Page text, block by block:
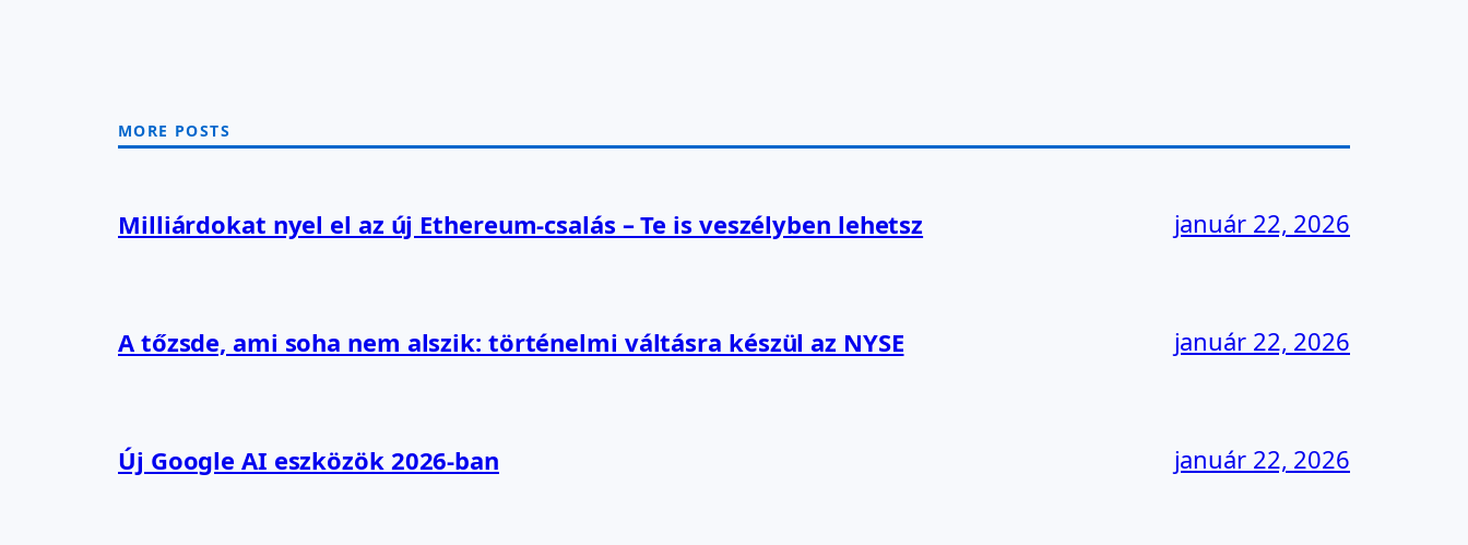
MORE POSTS
Milliárdokat nyel el az új Ethereum-csalás – Te is veszélyben lehetsz január 22, 2026
A tőzsde, ami soha nem alszik: történelmi váltásra készül az NYSE január 22, 2026
Új Google AI eszközök 2026-ban január 22, 2026